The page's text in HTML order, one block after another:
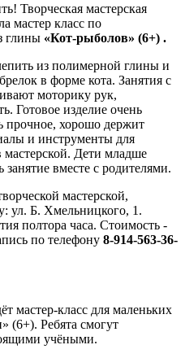
Творческая мастерская
мастер класс по
глины «Кот-рыболов» (6+) .
из полимерной глины и
в форме кота. Занятия с
моторику рук,
Готовое изделие очень
прочное, хорошо держит
и инструменты для
мастерской. Дети младше
занятие вместе с родителями.
мастерской,
ул. Б. Хмельницкого, 1.
полтора часа. Стоимость -
по телефону 8-914-563-36-
мастер-класс для маленьких
(6+). Ребята смогут
учёными.